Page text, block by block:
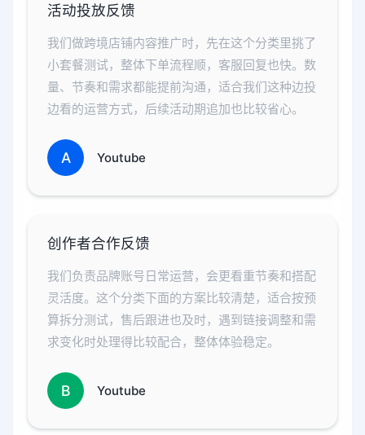
活动投放反馈
我们做跨境店铺内容推广时，先在这个分类里挑了
小套餐测试，整体下单流程顺，客服回复也快。数
量、节奏和需求都能提前沟通，适合我们这种边投
边看的运营方式，后续活动期追加也比较省心。
A Youtube
创作者合作反馈
我们负责品牌账号日常运营，会更看重节奏和搭配
灵活度。这个分类下面的方案比较清楚，适合按预
算拆分测试，售后跟进也及时，遇到链接调整和需
求变化时处理得比较配合，整体体验稳定。
B Youtube